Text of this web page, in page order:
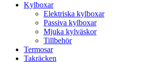
Kylboxar
Elektriska kylboxar
Passiva kylboxar
Mjuka kylväskor
Tillbehör
Termosar
Takräcken